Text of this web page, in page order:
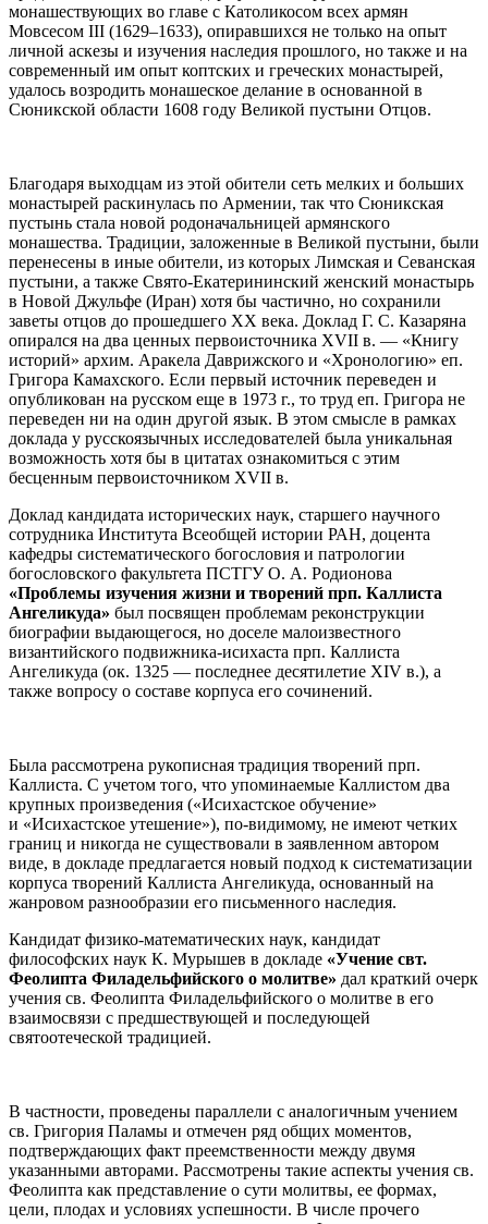
монашествующих во главе с Католикосом всех армян
Мовсесом III (1629–1633), опиравшихся не только на опыт
личной аскезы и изучения наследия прошлого, но также и на
современный им опыт коптских и греческих монастырей,
удалось возродить монашеское делание в основанной в
Сюникской области 1608 году Великой пустыни Отцов.
Благодаря выходцам из этой обители сеть мелких и больших
монастырей раскинулась по Армении, так что Сюникская
пустынь стала новой родоначальницей армянского
монашества. Традиции, заложенные в Великой пустыни, были
перенесены в иные обители, из которых Лимская и Севанская
пустыни, а также Свято-Екатерининский женский монастырь
в Новой Джульфе (Иран) хотя бы частично, но сохранили
заветы отцов до прошедшего ХХ века. Доклад Г. С. Казаряна
опирался на два ценных первоисточника XVII в. — «Книгу
историй» архим. Аракела Даврижского и «Хронологию» еп.
Григора Камахского. Если первый источник переведен и
опубликован на русском еще в 1973 г., то труд еп. Григора не
переведен ни на один другой язык. В этом смысле в рамках
доклада у русскоязычных исследователей была уникальная
возможность хотя бы в цитатах ознакомиться с этим
бесценным первоисточником XVII в.
Доклад кандидата исторических наук, старшего научного
сотрудника Института Всеобщей истории РАН, доцента
кафедры систематического богословия и патрологии
богословского факультета ПСТГУ О. А. Родионова
«Проблемы изучения жизни и творений прп. Каллиста
Ангеликуда» был посвящен проблемам реконструкции
биографии выдающегося, но доселе малоизвестного
византийского подвижника-исихаста прп. Каллиста
Ангеликуда (ок. 1325 — последнее десятилетие XIV в.), а
также вопросу о составе корпуса его сочинений.
Была рассмотрена рукописная традиция творений прп.
Каллиста. С учетом того, что упоминаемые Каллистом два
крупных произведения («Исихастское обучение»
и «Исихастское утешение»), по-видимому, не имеют четких
границ и никогда не существовали в заявленном автором
виде, в докладе предлагается новый подход к систематизации
корпуса творений Каллиста Ангеликуда, основанный на
жанровом разнообразии его письменного наследия.
Кандидат физико-математических наук, кандидат
философских наук К. Мурышев в докладе «Учение свт.
Феолипта Филадельфийского о молитве» дал краткий очерк
учения св. Феолипта Филадельфийского о молитве в его
взаимосвязи с предшествующей и последующей
святоотеческой традицией.
В частности, проведены параллели с аналогичным учением
св. Григория Паламы и отмечен ряд общих моментов,
подтверждающих факт преемственности между двумя
указанными авторами. Рассмотрены такие аспекты учения св.
Феолипта как представление о сути молитвы, ее формах,
цели, плодах и условиях успешности. В числе прочего